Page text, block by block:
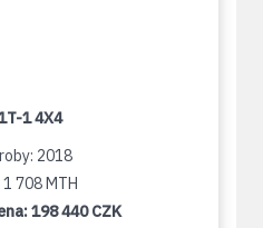
1 4X4
2018
708 MTH
198 440 CZK